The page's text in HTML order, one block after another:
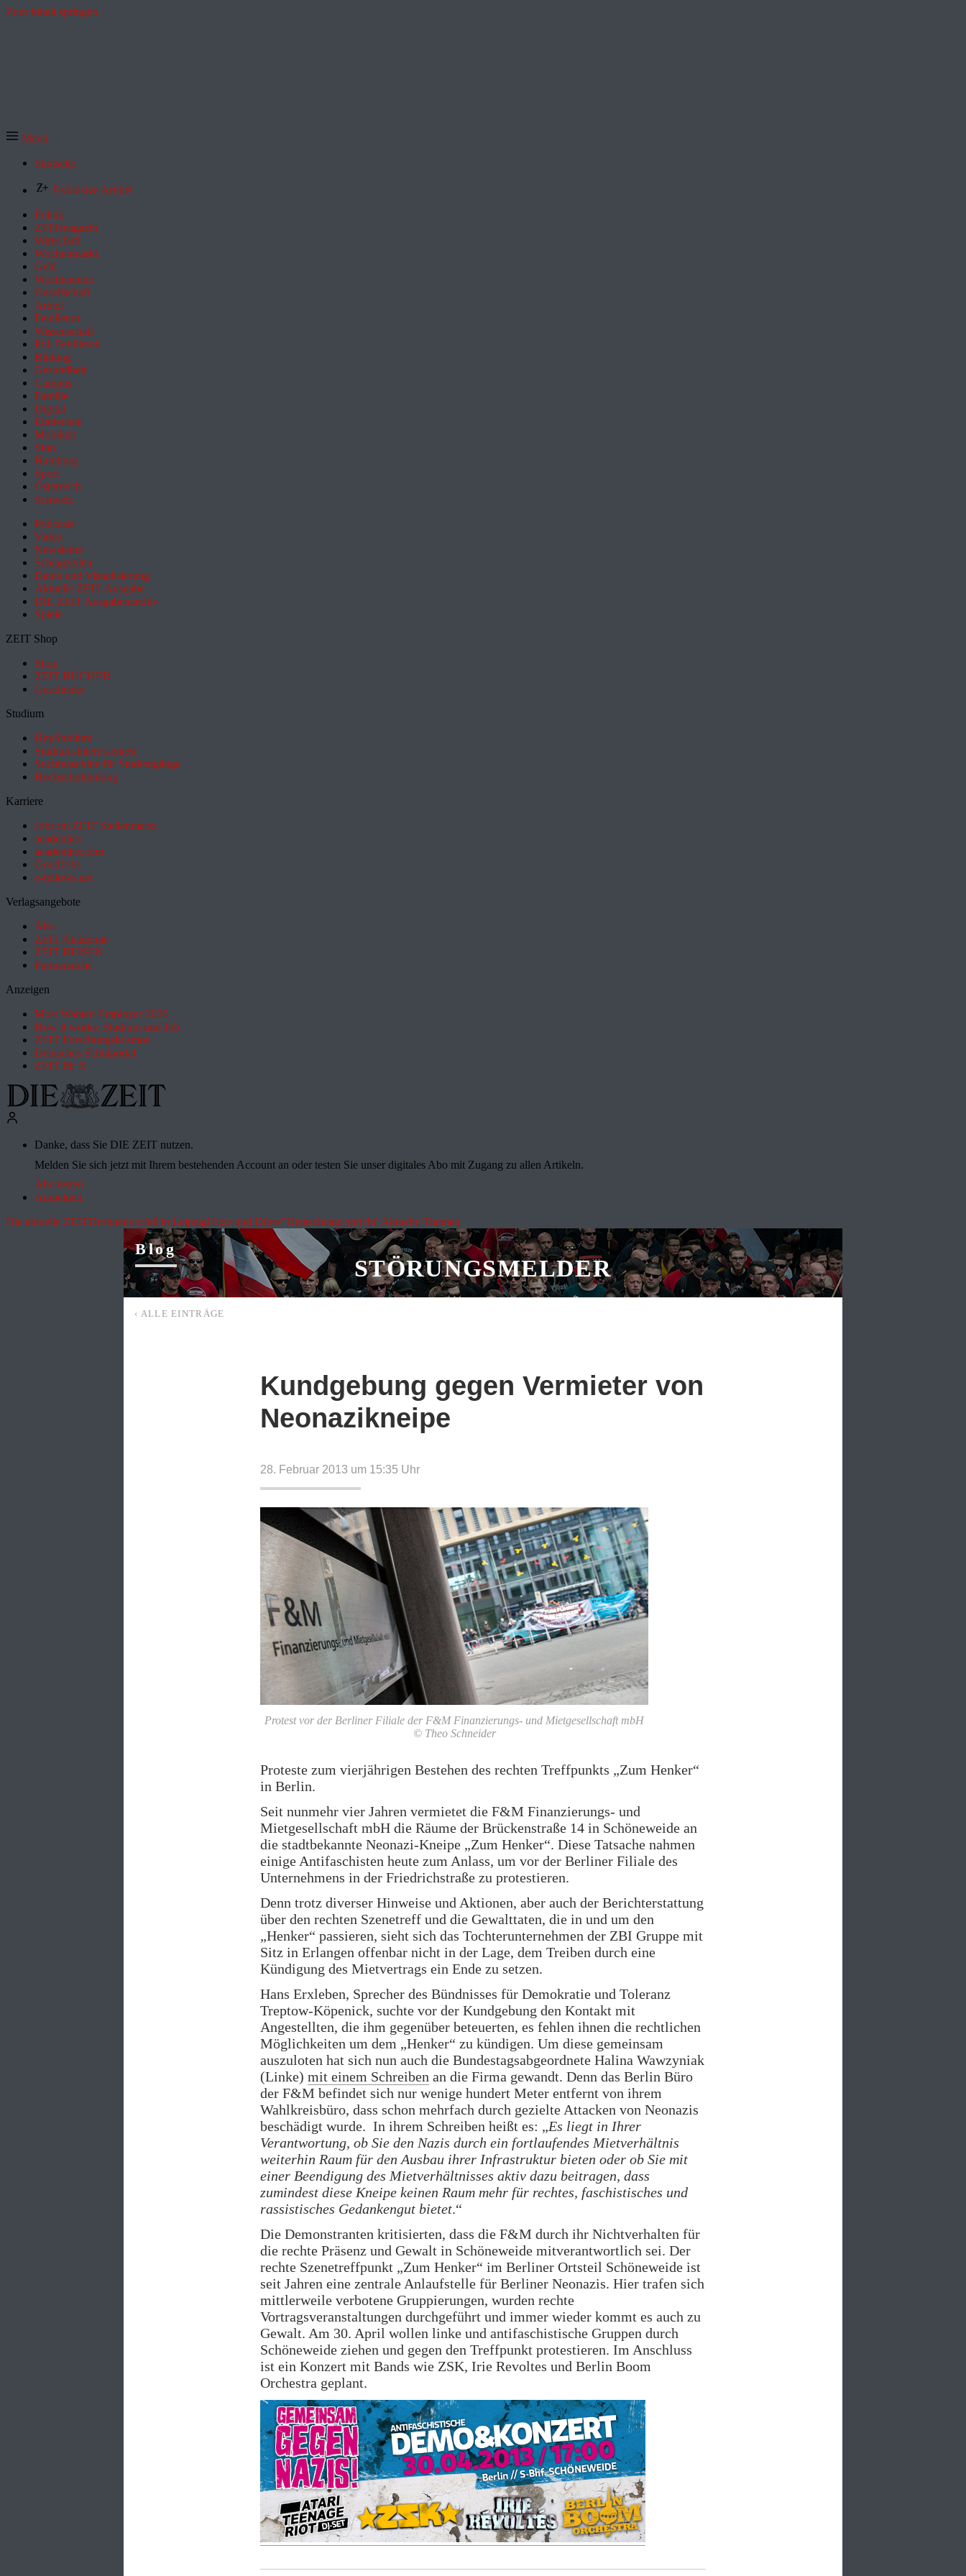
Zum Inhalt springen
Menü
Startseite
Exklusive Artikel
Politik
ZEITmagazin
Wirtschaft
Wochenmarkt
Geld
Wochenende
Gesellschaft
Arbeit
Feuilleton
Wissenschaft
Pol. Feuilleton
Bildung
Gesundheit
Campus
Familie
Digital
Entdecken
Mobilität
Sinn
Hamburg
Sport
Österreich
Schweiz
Podcasts
Video
Newsletter
Schlagzeilen
Daten und Visualisierung
Aktuelle ZEIT-Ausgabe
DIE ZEIT Ausgabenarchiv
Spiele
ZEIT Shop
Shop
ZEIT BÜCHER
Geschenke
Studium
HeyStudium
Studium-Interessentest
Suchmaschine für Studiengänge
Hochschulranking
Karriere
Jobs im ZEIT Stellenmarkt
academics
academics.com
GoodJobs
e-fellows.net
Verlagsangebote
Abo
ZEIT Akademie
ZEIT REISEN
Partnersuche
Anzeigen
Most Wanted Employer 2026
How it works: Studium und Job
ZEIT Forschungskosmos
Deutsches Schulportal
ZEIT für X
Danke, dass Sie DIE ZEIT nutzen.
Melden Sie sich jetzt mit Ihrem bestehenden Account an oder testen Sie unser digitales Abo mit Zugang zu allen Artikeln.
Abo testen
Anmelden
Die aktuelle ZEITDrohnenvorfall in LeipzigHitze und Dürre"Deutschland spricht"Aktuelle Themen
Blog
STÖRUNGSMELDER
‹ ALLE EINTRÄGE
Kundgebung gegen Vermieter von
Neonazikneipe
28. Februar 2013 um 15:35 Uhr
Protest vor der Berliner Filiale der F&M Finanzierungs- und Mietgesellschaft mbH
© Theo Schneider
Proteste zum vierjährigen Bestehen des rechten Treffpunkts „Zum Henker“
in Berlin.
Seit nunmehr vier Jahren vermietet die F&M Finanzierungs- und
Mietgesellschaft mbH die Räume der Brückenstraße 14 in Schöneweide an
die stadtbekannte Neonazi-Kneipe „Zum Henker“. Diese Tatsache nahmen
einige Antifaschisten heute zum Anlass, um vor der Berliner Filiale des
Unternehmens in der Friedrichstraße zu protestieren.
Denn trotz diverser Hinweise und Aktionen, aber auch der Berichterstattung
über den rechten Szenetreff und die Gewalttaten, die in und um den
„Henker“ passieren, sieht sich das Tochterunternehmen der ZBI Gruppe mit
Sitz in Erlangen offenbar nicht in der Lage, dem Treiben durch eine
Kündigung des Mietvertrags ein Ende zu setzen.
Hans Erxleben, Sprecher des Bündnisses für Demokratie und Toleranz
Treptow-Köpenick, suchte vor der Kundgebung den Kontakt mit
Angestellten, die ihm gegenüber beteuerten, es fehlen ihnen die rechtlichen
Möglichkeiten um dem „Henker“ zu kündigen. Um diese gemeinsam
auszuloten hat sich nun auch die Bundestagsabgeordnete Halina Wawzyniak
(Linke) mit einem Schreiben an die Firma gewandt. Denn das Berlin Büro
der F&M befindet sich nur wenige hundert Meter entfernt von ihrem
Wahlkreisbüro, dass schon mehrfach durch gezielte Attacken von Neonazis
beschädigt wurde. In ihrem Schreiben heißt es: „Es liegt in Ihrer
Verantwortung, ob Sie den Nazis durch ein fortlaufendes Mietverhältnis
weiterhin Raum für den Ausbau ihrer Infrastruktur bieten oder ob Sie mit
einer Beendigung des Mietverhältnisses aktiv dazu beitragen, dass
zumindest diese Kneipe keinen Raum mehr für rechtes, faschistisches und
rassistisches Gedankengut bietet.“
Die Demonstranten kritisierten, dass die F&M durch ihr Nichtverhalten für
die rechte Präsenz und Gewalt in Schöneweide mitverantwortlich sei. Der
rechte Szenetreffpunkt „Zum Henker“ im Berliner Ortsteil Schöneweide ist
seit Jahren eine zentrale Anlaufstelle für Berliner Neonazis. Hier trafen sich
mittlerweile verbotene Gruppierungen, wurden rechte
Vortragsveranstaltungen durchgeführt und immer wieder kommt es auch zu
Gewalt. Am 30. April wollen linke und antifaschistische Gruppen durch
Schöneweide ziehen und gegen den Treffpunkt protestieren. Im Anschluss
ist ein Konzert mit Bands wie ZSK, Irie Revoltes und Berlin Boom
Orchestra geplant.